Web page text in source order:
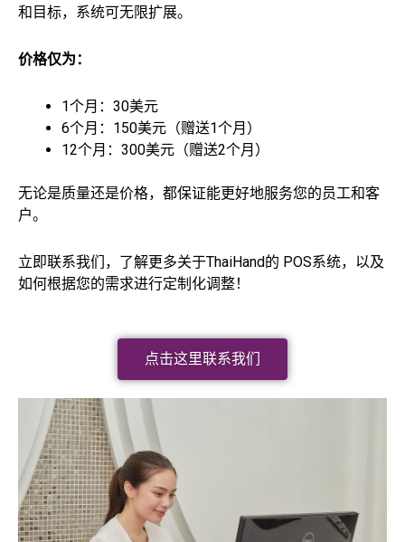
和目标，系统可无限扩展。
价格仅为：
1个月：30美元
6个月：150美元（赠送1个月）
12个月：300美元（赠送2个月）
无论是质量还是价格，都保证能更好地服务您的员工和客
户。
立即联系我们，了解更多关于ThaiHand的 POS系统，以及
如何根据您的需求进行定制化调整！
点击这里联系我们